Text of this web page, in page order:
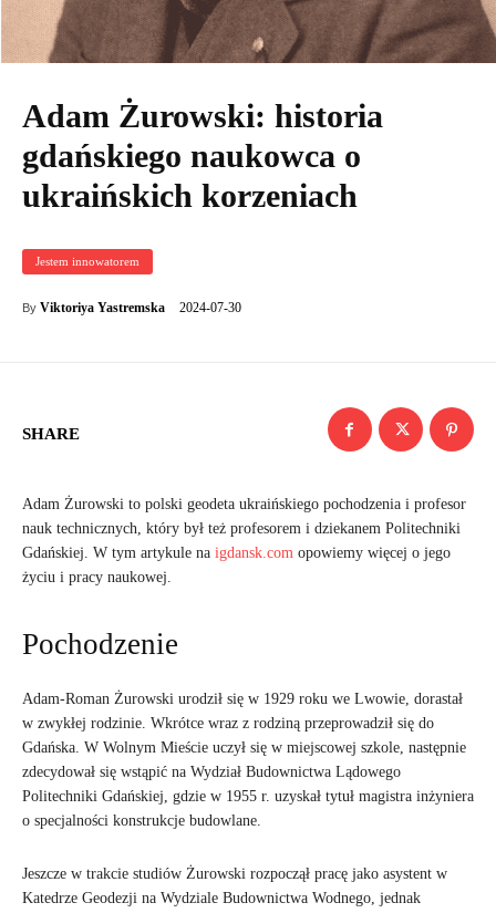
Adam Żurowski: historia
gdańskiego naukowca o
ukraińskich korzeniach
Jestem innowatorem
By Viktoriya Yastremska 2024-07-30
SHARE
Adam Żurowski to polski geodeta ukraińskiego pochodzenia i profesor
nauk technicznych, który był też profesorem i dziekanem Politechniki
Gdańskiej. W tym artykule na igdansk.com opowiemy więcej o jego
życiu i pracy naukowej.
Pochodzenie
Adam-Roman Żurowski urodził się w 1929 roku we Lwowie, dorastał
w zwykłej rodzinie. Wkrótce wraz z rodziną przeprowadził się do
Gdańska. W Wolnym Mieście uczył się w miejscowej szkole, następnie
zdecydował się wstąpić na Wydział Budownictwa Lądowego
Politechniki Gdańskiej, gdzie w 1955 r. uzyskał tytuł magistra inżyniera
o specjalności konstrukcje budowlane.
Jeszcze w trakcie studiów Żurowski rozpoczął pracę jako asystent w
Katedrze Geodezji na Wydziale Budownictwa Wodnego, jednak